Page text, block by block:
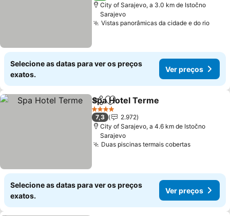
City of Sarajevo, a 3.0 km de Istočno
Sarajevo
Vistas panorâmicas da cidade e do rio
Selecione as datas para ver os preços
exatos.
Ver preços
PartilharAdicionar aos favoritos
Spa Hotel Terme
4 Estrelas
7,3
2.972
City of Sarajevo, a 4.6 km de Istočno
Sarajevo
Duas piscinas termais cobertas
Selecione as datas para ver os preços
exatos.
Ver preços